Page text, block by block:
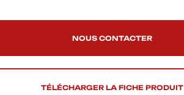
TÉLÉCHARGER LA FICHE PRODUIT